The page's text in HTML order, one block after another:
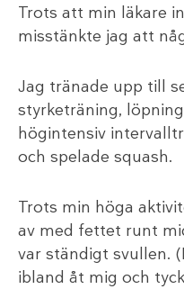
Trots att min läkare
misstänkte jag att
Jag tränade upp till
styrketräning,
högintensiv
och spelade squash.
Trots min höga
av med fettet runt
var ständigt svullen.
ibland åt mig och